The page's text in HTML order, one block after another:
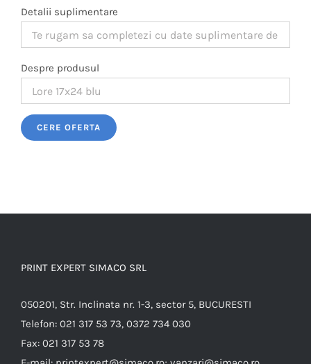
Detalii suplimentare
Despre produsul
Please leave this field empty.
PRINT EXPERT SIMACO SRL
050201, Str. Inclinata nr. 1-3, sector 5, BUCURESTI
Telefon: 021 317 53 73, 0372 734 030
Fax: 021 317 53 78